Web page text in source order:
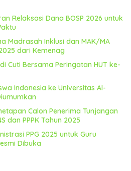
Relaksasi Dana BOSP 2026 untuk
Madrasah Inklusi dan MAK/MA
dari Kemenag
Cuti Bersama Peringatan HUT ke-
Indonesia ke Universitas Al-
Calon Penerima Tunjangan
dan PPPK Tahun 2025
PPG 2025 untuk Guru
Dibuka